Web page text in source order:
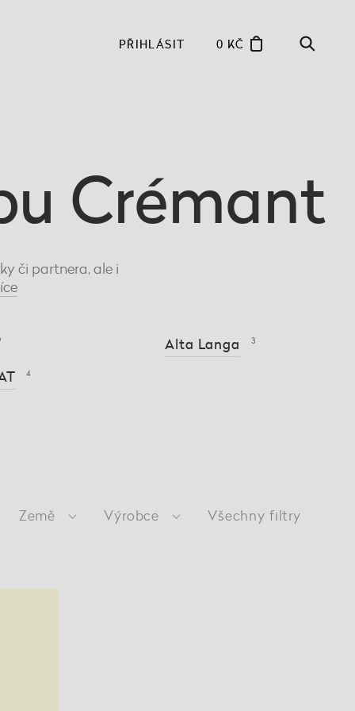
PŘIHLÁSIT 0 KČ
Crémant
či partnera, ale i
4
Alta Langa 3
Země Výrobce Všechny filtry